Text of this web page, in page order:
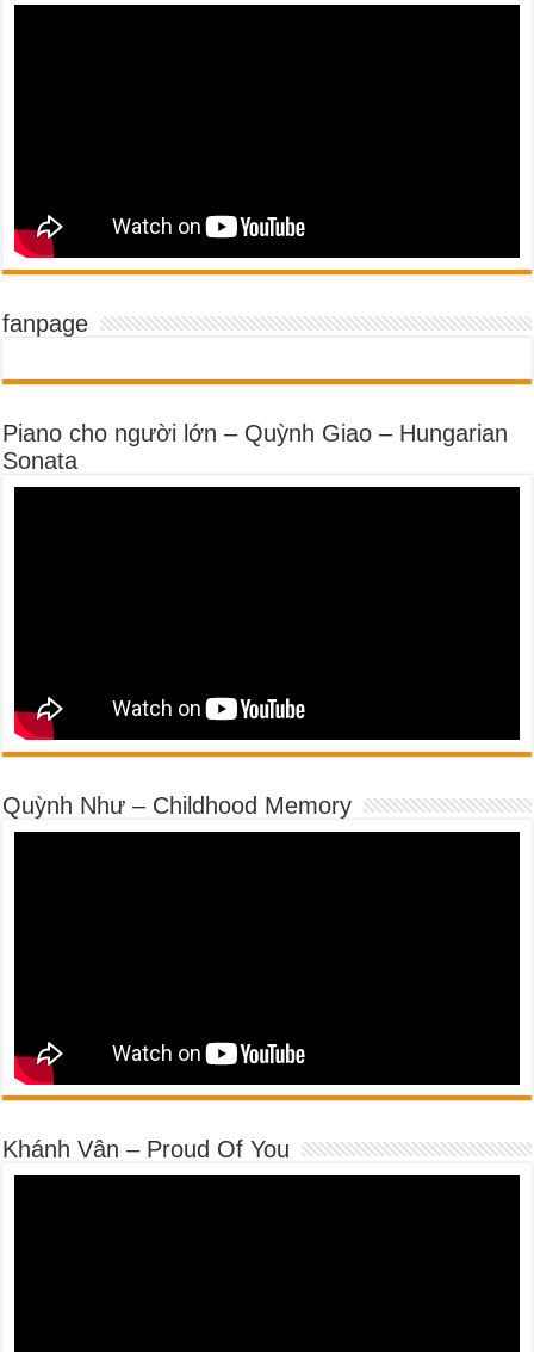
fanpage
Piano cho người lớn – Quỳnh Giao – Hungarian
Sonata
Quỳnh Như – Childhood Memory
Khánh Vân – Proud Of You